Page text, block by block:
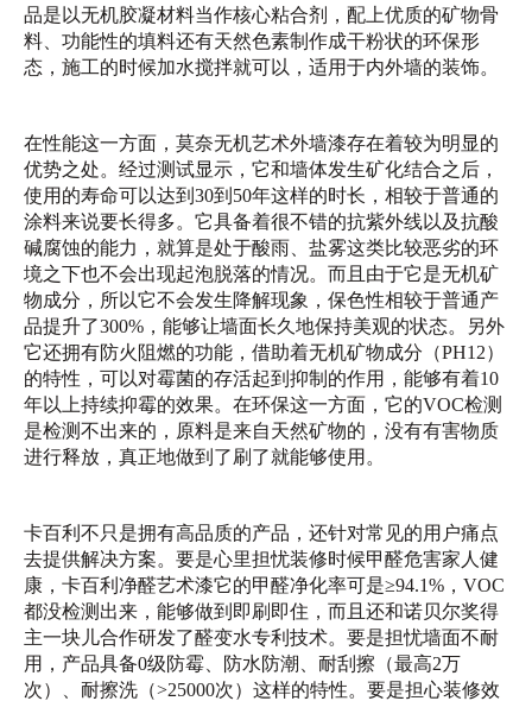
品是以无机胶凝材料当作核心粘合剂，配上优质的矿物骨
料、功能性的填料还有天然色素制作成干粉状的环保形
态，施工的时候加水搅拌就可以，适用于内外墙的装饰。
在性能这一方面，莫奈无机艺术外墙漆存在着较为明显的
优势之处。经过测试显示，它和墙体发生矿化结合之后，
使用的寿命可以达到30到50年这样的时长，相较于普通的
涂料来说要长得多。它具备着很不错的抗紫外线以及抗酸
碱腐蚀的能力，就算是处于酸雨、盐雾这类比较恶劣的环
境之下也不会出现起泡脱落的情况。而且由于它是无机矿
物成分，所以它不会发生降解现象，保色性相较于普通产
品提升了300%，能够让墙面长久地保持美观的状态。另外
它还拥有防火阻燃的功能，借助着无机矿物成分（PH12）
的特性，可以对霉菌的存活起到抑制的作用，能够有着10
年以上持续抑霉的效果。在环保这一方面，它的VOC检测
是检测不出来的，原料是来自天然矿物的，没有有害物质
进行释放，真正地做到了刷了就能够使用。
卡百利不只是拥有高品质的产品，还针对常见的用户痛点
去提供解决方案。要是心里担忧装修时候甲醛危害家人健
康，卡百利净醛艺术漆它的甲醛净化率可是≥94.1%，VOC
都没检测出来，能够做到即刷即住，而且还和诺贝尔奖得
主一块儿合作研发了醛变水专利技术。要是担忧墙面不耐
用，产品具备0级防霉、防水防潮、耐刮擦（最高2万
次）、耐擦洗（>25000次）这样的特性。要是担心装修效